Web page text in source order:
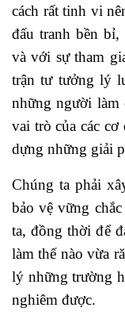
cách rất tinh vi
đấu tranh bền
và với sự tham
trận tư tưởng lý
những người làm
vai trò của các
dựng những giải
Chúng ta phải
bảo vệ vững
ta, đồng thời để
làm thế nào vừa
lý những trường
nghiêm được.